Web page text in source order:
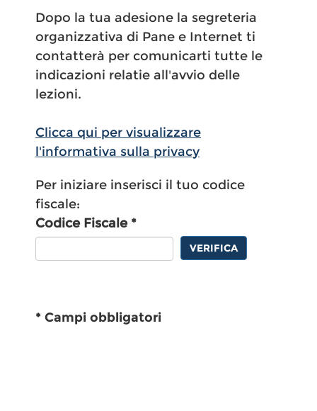
Dopo la tua adesione la segreteria
organizzativa di Pane e Internet ti
contatterà per comunicarti tutte le
indicazioni relatie all'avvio delle
lezioni.
Clicca qui per visualizzare
l'informativa sulla privacy
Per iniziare inserisci il tuo codice
fiscale:
Codice Fiscale *
VERIFICA
* Campi obbligatori